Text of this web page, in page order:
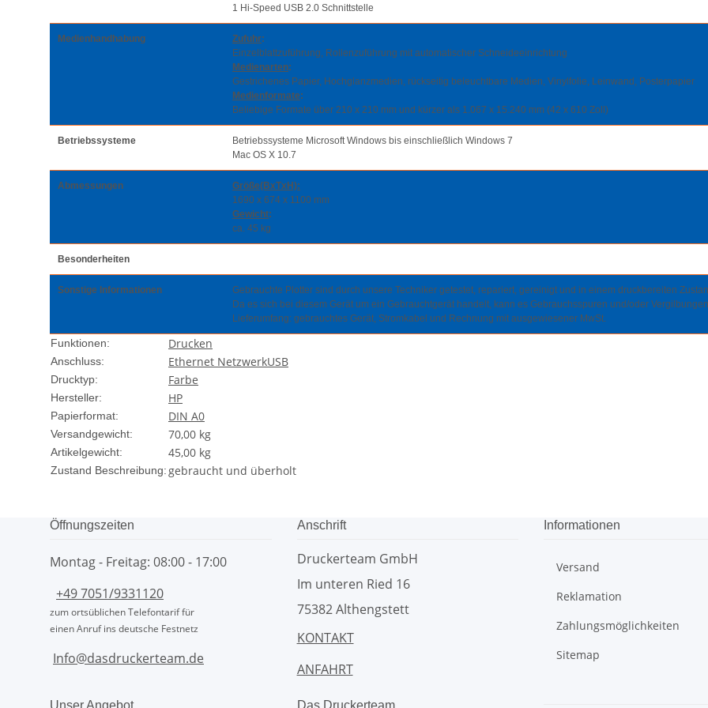
1 Hi-Speed USB 2.0 Schnittstelle
Medienhandhabung Zufuhr:
Einzelblattzuführung, Rollenzuführung mit automatischer Schneideeinrichtung
Medienarten:
Gestrichenes Papier, Hochglanzmedien, rückseitig beleuchtbare Medien, Vinylfolie, Leinwand, Posterpapier
Medienformate:
Beliebige Formate über 210 x 210 mm und kürzer als 1.067 x 15.240 mm (42 x 610 Zoll)
Betriebssysteme
Betriebssysteme Microsoft Windows bis einschließlich Windows 7
Mac OS X 10.7
Abmessungen
Größe(BxTxH):
1690 x 674 x 1100 mm
Gewicht:
ca. 45 kg
Besonderheiten
Sonstige Informationen
Gebrauchte Plotter sind durch unsere Techniker getestet, repariert, gereinigt und in einem druckbereiten
Da es sich bei diesem Gerät um ein Gebrauchtgerät handelt, kann es Gebrauchsspuren und/oder
Lieferumfang: gebrauchtes Gerät, Stromkabel und Rechnung mit ausgewiesener MwSt.
Funktionen: Drucken
Anschluss: Ethernet NetzwerkUSB
Drucktyp: Farbe
Hersteller: HP
Papierformat: DIN A0
Versandgewicht: 70,00 kg
Artikelgewicht: 45,00 kg
Zustand Beschreibung:gebraucht und überholt
Öffnungszeiten
Montag - Freitag: 08:00 - 17:00
+49 7051/9331120
zum ortsüblichen Telefontarif für
einen Anruf ins deutsche Festnetz
Info@dasdruckerteam.de
Anschrift
Druckerteam GmbH
Im unteren Ried 16
75382 Althengstett
KONTAKT
ANFAHRT
Informationen
Versand
Reklamation
Zahlungsmöglichkeiten
Sitemap